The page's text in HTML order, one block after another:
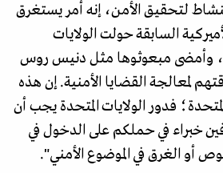
لتحقيق الأمن، إنه أمر يستغرق
السابقة حولت الولايات
وأمضى مبعوثوها مثل دنيس روس
من وقتهم لمعالجة القضايا الأمنية. إن هذه
فدور الولايات المتحدة يجب أن
خبراء في حملكم على الدخول في
أو الغرق في الموضوع الأمني".